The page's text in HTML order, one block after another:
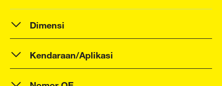
Dimensi
Kendaraan/Aplikasi